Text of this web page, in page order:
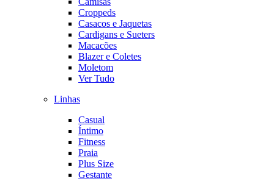
Croppeds
Casacos e Jaquetas
Cardigans e Sueters
Macacões
Blazer e Coletes
Moletom
Ver Tudo
Linhas
Casual
Íntimo
Fitness
Praia
Plus Size
Gestante